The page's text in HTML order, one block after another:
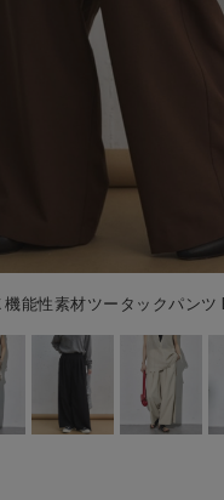
機能性素材ツータックパンツ